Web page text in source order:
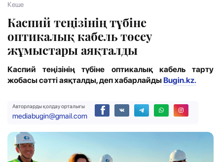
Кеше
Каспий теңізінің түбіне
оптикалық кабель төсеу
жұмыстары аяқталды
Каспий теңізінің түбіне оптикалық кабель тарту
жобасы сәтті аяқталды, деп хабарлайды Bugin.kz.
Авторларды қолдау орталығы
mediabugin@gmail.com